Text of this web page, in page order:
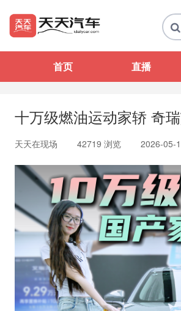
首页 直播
十万级燃油运动家轿 奇
天天在现场 42719 浏览 2026-05-